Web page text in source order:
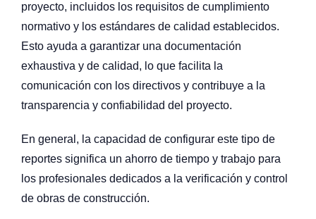
proyecto, incluidos los requisitos de cumplimiento
normativo y los estándares de calidad establecidos.
Esto ayuda a garantizar una documentación
exhaustiva y de calidad, lo que facilita la
comunicación con los directivos y contribuye a la
transparencia y confiabilidad del proyecto.
En general, la capacidad de configurar este tipo de
reportes significa un ahorro de tiempo y trabajo para
los profesionales dedicados a la verificación y control
de obras de construcción.